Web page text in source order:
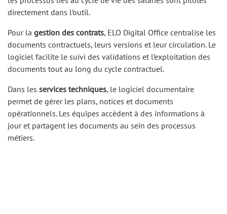
directement dans l’outil.
Pour la gestion des contrats, ELO Digital Office centralise les
documents contractuels, leurs versions et leur circulation. Le
logiciel facilite le suivi des validations et l’exploitation des
documents tout au long du cycle contractuel.
Dans les services techniques, le logiciel documentaire
permet de gérer les plans, notices et documents
opérationnels. Les équipes accèdent à des informations à
jour et partagent les documents au sein des processus
métiers.